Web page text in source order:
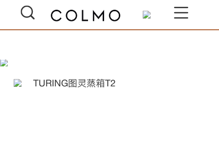
TURING图灵蒸箱T2